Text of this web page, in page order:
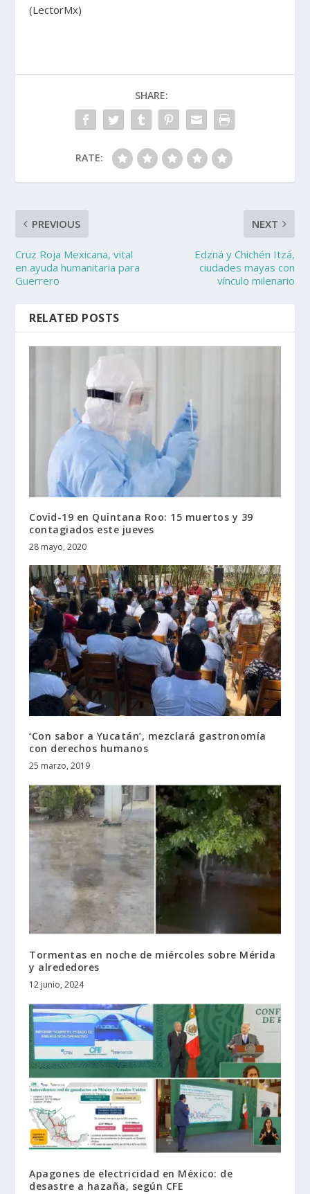
(LectorMx)
SHARE:
RATE:
PREVIOUS
Cruz Roja Mexicana, vital
en ayuda humanitaria para
Guerrero
NEXT
Edzná y Chichén Itzá,
ciudades mayas con
vínculo milenario
RELATED POSTS
Covid-19 en Quintana Roo: 15 muertos y 39
contagiados este jueves
28 mayo, 2020
‘Con sabor a Yucatán’, mezclará gastronomía
con derechos humanos
25 marzo, 2019
Tormentas en noche de miércoles sobre Mérida
y alrededores
12 junio, 2024
Apagones de electricidad en México: de
desastre a hazaña, según CFE